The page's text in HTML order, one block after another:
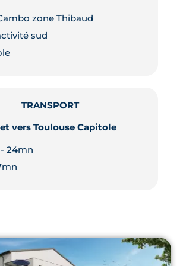
zone Thibaud
sud
TRANSPORT
vers Toulouse Capitole
24mn